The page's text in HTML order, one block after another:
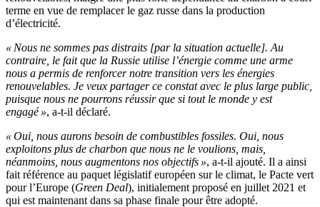
terme en vue de remplacer le gaz russe dans la production
d’électricité.
« Nous ne sommes pas distraits [par la situation actuelle]. Au
contraire, le fait que la Russie utilise l’énergie comme une arme
nous a permis de renforcer notre transition vers les énergies
renouvelables. Je veux partager ce constat avec le plus large public,
puisque nous ne pourrons réussir que si tout le monde y est
engagé », a-t-il déclaré.
« Oui, nous aurons besoin de combustibles fossiles. Oui, nous
exploitons plus de charbon que nous ne le voulions, mais,
néanmoins, nous augmentons nos objectifs », a-t-il ajouté. Il a ainsi
fait référence au paquet législatif européen sur le climat, le Pacte vert
pour l’Europe (Green Deal), initialement proposé en juillet 2021 et
qui est maintenant dans sa phase finale pour être adopté.